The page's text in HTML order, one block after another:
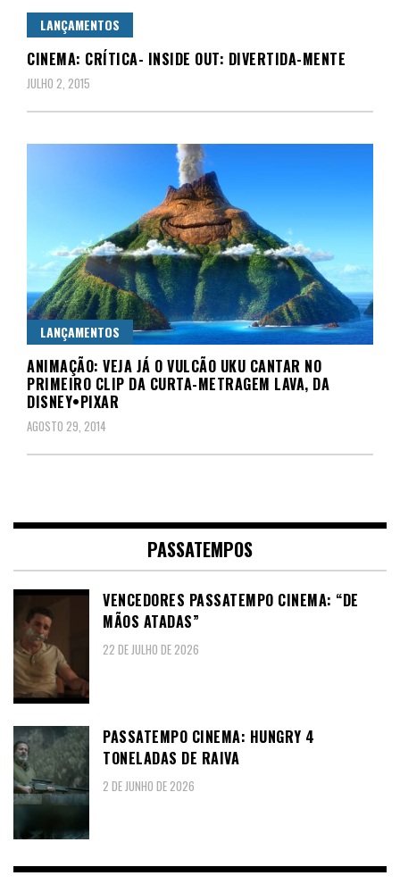
LANÇAMENTOS
CINEMA: CRÍTICA- INSIDE OUT: DIVERTIDA-MENTE
JULHO 2, 2015
LANÇAMENTOS
ANIMAÇÃO: VEJA JÁ O VULCÃO UKU CANTAR NO
PRIMEIRO CLIP DA CURTA-METRAGEM LAVA, DA
DISNEY•PIXAR
AGOSTO 29, 2014
PASSATEMPOS
VENCEDORES PASSATEMPO CINEMA: “DE
MÃOS ATADAS”
22 DE JULHO DE 2026
PASSATEMPO CINEMA: HUNGRY 4
TONELADAS DE RAIVA
2 DE JUNHO DE 2026